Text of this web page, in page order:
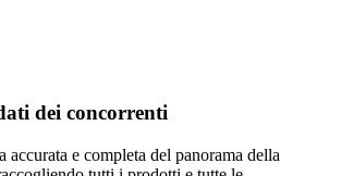
dei concorrenti
accurata e completa del panorama della